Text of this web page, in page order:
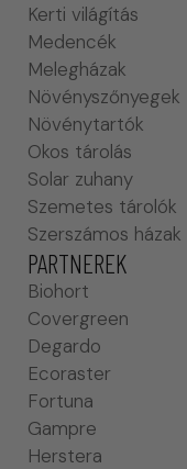
Kerti világítás
Medencék
Melegházak
Növényszőnyegek
Növénytartók
Okos tárolás
Solar zuhany
Szemetes tárolók
Szerszámos házak
PARTNEREK
Biohort
Covergreen
Degardo
Ecoraster
Fortuna
Gampre
Herstera